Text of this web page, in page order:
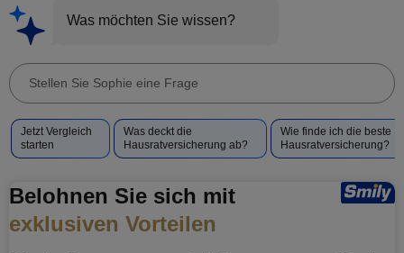
Was möchten Sie wissen?
Stellen
Sophie
eine
Vorgeschlagene
Fragen
Sophie
Jetzt Vergleich
starten
Was deckt die
Hausratversicherung ab?
Wie finde ich die beste
Hausratversicherung?
Belohnen Sie sich mit
exklusiven Vorteilen